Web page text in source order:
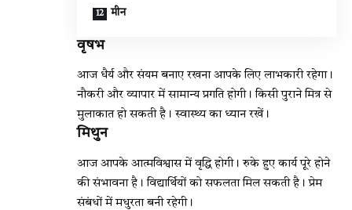
मीन
वृषभ
आज धैर्य और संयम बनाए रखना आपके लिए लाभकारी रहेगा।
नौकरी और व्यापार में सामान्य प्रगति होगी। किसी पुराने मित्र से
मुलाकात हो सकती है। स्वास्थ्य का ध्यान रखें।
मिथुन
आज आपके आत्मविश्वास में वृद्धि होगी। रुके हुए कार्य पूरे होने
की संभावना है। विद्यार्थियों को सफलता मिल सकती है। प्रेम
संबंधों में मधुरता बनी रहेगी।